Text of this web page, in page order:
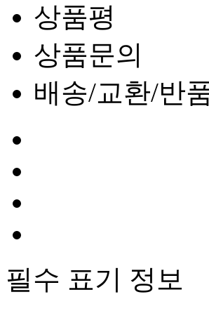
상품평
상품문의
배송/교환/반
필수 표기 정보